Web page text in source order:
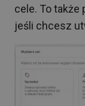
cele. To także
jeśli chcesz